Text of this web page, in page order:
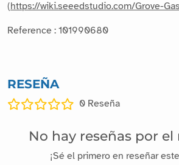
(https://wiki.seeedstudio.com/Grove-
Reference : 101990680
RESEÑA
0 Reseña
No hay reseñas por
¡Sé el primero en reseñar